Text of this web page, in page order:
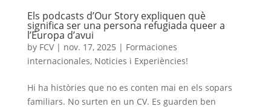
Els podcasts d’Our Story expliquen què
significa ser una persona refugiada queer a
l’Europa d’avui
by FCV| nov. 17, 2025 | Formaciones
internacionales, Noticies i Experiències!
Hi ha històries que no es conten mai en els sopars
familiars. No surten en un CV. Es guarden ben